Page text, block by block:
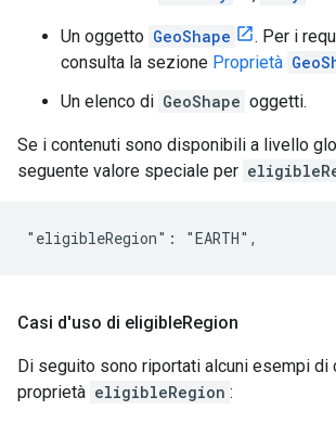
Un oggetto GeoShape
. Per i
consulta la sezione Proprietà
Un elenco di GeoShape oggetti.
Se i contenuti sono disponibili a livello
seguente valore speciale per
Casi d'uso di eligibleRegion
Di seguito sono riportati alcuni esempi di
proprietà eligibleRegion :